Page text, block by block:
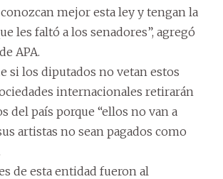
mejor esta ley y tengan la
les faltó a los senadores”, agregó
APA.
si los diputados no vetan estos
internacionales retirarán
del país porque “ellos no van a
artistas no sean pagados como
de esta entidad fueron al